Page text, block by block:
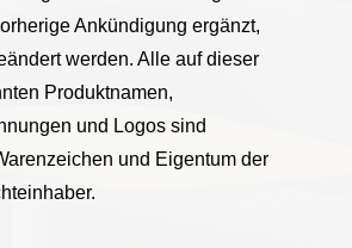
Ankündigung ergänzt,
werden. Alle auf dieser
Produktnamen,
und Logos sind
und Eigentum der